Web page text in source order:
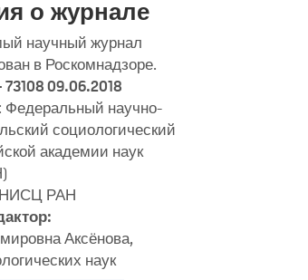
о журнале
научный журнал
в Роскомнадзоре.
09.06.2018
: Федеральный научно-
социологический
академии наук
РАН
Аксёнова,
наук